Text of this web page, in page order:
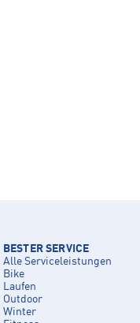
BESTER SERVICE
Alle Serviceleistungen
Bike
Laufen
Outdoor
Winter